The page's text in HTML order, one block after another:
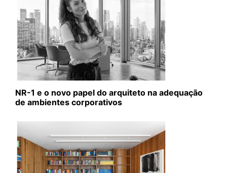
NR-1 e o novo papel do arquiteto na adequação
de ambientes corporativos